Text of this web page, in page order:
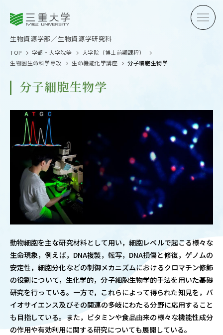
生物資源学部 生物資源学研究科
在学生
卒業生の方へ 企業・
OPEN CAMPUS
オープンキャンパス
OUR OPEN
学問探求セミナー
INTERVIEW
学生研究紹介・
インタビュー
TOP 学部・大学院等
大学院（博士前期課程）
生物圏生命科学専攻
生命機能化学講座 分子細胞生物学
分子細胞生物学
動物細胞を主な研究材料として用い，細胞レベルで起こる様々な
生命現象，例えば，DNA複製，転写，DNA損傷と修復，ゲノムの
安定性，細胞分化などの制御メカニズムにおけるクロマチン修飾
の役割について，生化学的，分子細胞生物学的手法を用いた基礎
研究を行っている。一方で，これらによって得られた知見を，バ
イオサイエンス及びその関連の多岐にわたる分野に応用すること
も目指している。また，ビタミンや食品由来の様々な機能性成分
の作用や有効利用に関する研究についても展開している。